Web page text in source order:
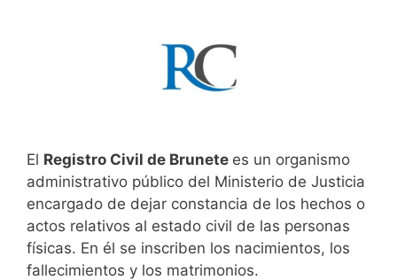
El Registro Civil de Brunete es un organismo
administrativo público del Ministerio de Justicia
encargado de dejar constancia de los hechos o
actos relativos al estado civil de las personas
físicas. En él se inscriben los nacimientos, los
fallecimientos y los matrimonios.